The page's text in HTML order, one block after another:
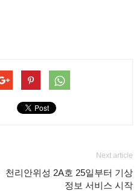
Next article
천리안위성 2A호 25일부터 기상
정보 서비스 시작